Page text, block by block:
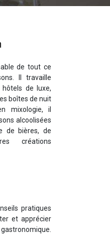
de tout ce
Il travaille
de luxe,
boîtes de nuit
mixologie, il
alcoolisées
de bières, de
créations
pratiques
et apprécier